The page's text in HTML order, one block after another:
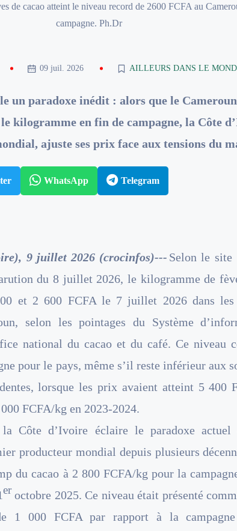
de cacao atteint le niveau record de 2600 FCFA au
campagne. Ph.Dr
09 juil. 2026 AILLEURS DANS LE
un paradoxe inédit : alors que le
kilogramme en fin de campagne, la Côte
ajuste ses prix face aux tensions du
WhatsApp Telegram
9 juillet 2026 (crocinfos)--- Selon le site
du 8 juillet 2026, le kilogramme de
et 2 600 FCFA le 7 juillet 2026 dans les
selon les pointages du Système
national du cacao et du café. Ce niveau
pour le pays, même s’il reste inférieur aux
lorsque les prix avaient atteint 5 400
FCFA/kg en 2023-2024.
Côte d’Ivoire éclaire le paradoxe actuel
producteur mondial depuis plusieurs
du cacao à 2 800 FCFA/kg pour la
er octobre 2025. Ce niveau était présenté
1 000 FCFA par rapport à la